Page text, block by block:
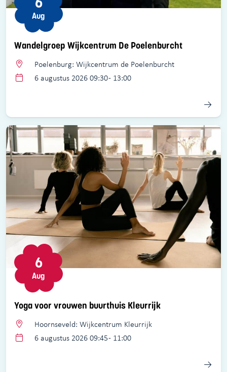
Wandelgroep Wijkcentrum De Poelenburcht
Aug
Poelenburg: Wijkcentrum de Poelenburcht
6 augustus 2026 09:30 - 13:00
Yoga voor vrouwen buurthuis Kleurrijk
6
Aug
Hoornseveld: Wijkcentrum Kleurrijk
6 augustus 2026 09:45 - 11:00